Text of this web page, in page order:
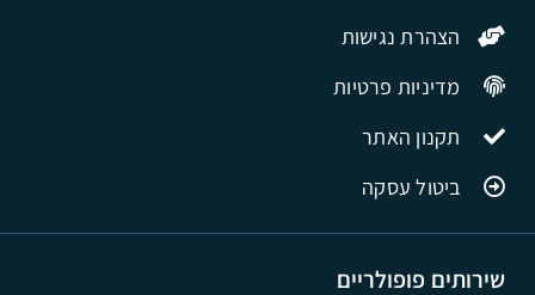
שירותים פופולריים
הצהרת נגישות
מדיניות פרטיות
תקנון האתר
ביטול עסקה